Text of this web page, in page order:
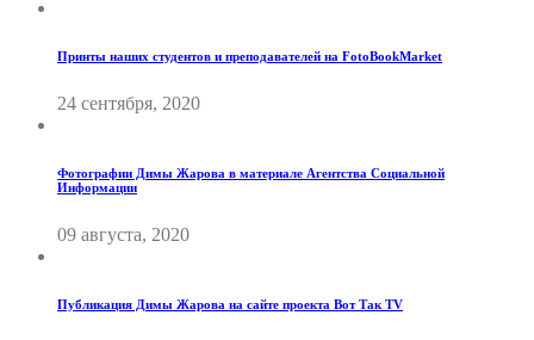
Принты наших студентов и преподавателей на FotoBookMarket
24 сентября, 2020
Фотографии Димы Жарова в материале Агентства Социальной
Информации
09 августа, 2020
Публикация Димы Жарова на сайте проекта Вот Так TV